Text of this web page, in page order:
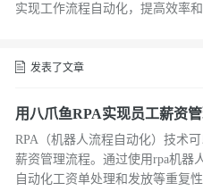
实现工作流程自动化，提高效率
发表了文章
用八爪鱼RPA实现员工薪资
RPA（机器人流程自动化）技术
薪资管理流程。通过使用rpa机器
自动化工资单处理和发放等重复